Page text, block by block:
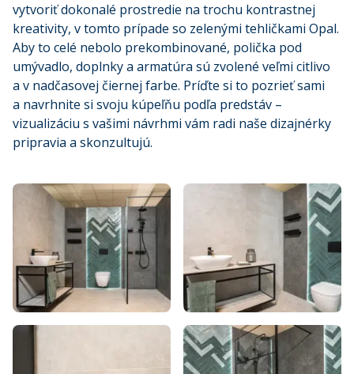
vytvoriť dokonalé prostredie na trochu kontrastnej
kreativity, v tomto prípade so zelenými tehličkami Opal.
Aby to celé nebolo prekombinované, polička pod
umývadlo, doplnky a armatúra sú zvolené veľmi citlivo
a v nadčasovej čiernej farbe. Príďte si to pozrieť sami
a navrhnite si svoju kúpeľňu podľa predstáv –
vizualizáciu s vašimi návrhmi vám radi naše dizajnérky
pripravia a skonzultujú.